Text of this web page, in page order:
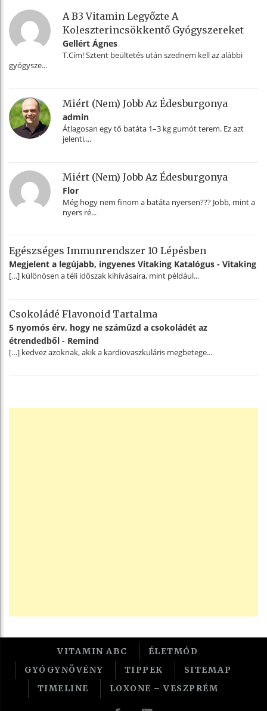
A B3 Vitamin Legyőzte A
Koleszterincsökkentő Gyógyszereket
Gellért Ágnes
T.Cím! Sztent beültetés után szednem kell az alábbi
gyógysze...
Miért (nem) Jobb Az Édesburgonya
admin
Átlagosan egy tő batáta 1–3 kg gumót terem. Ez azt
jelenti,...
Miért (nem) Jobb Az Édesburgonya
Flor
Még hogy nem finom a batáta nyersen??? Jobb, mint a
nyers ré...
Egészséges Immunrendszer 10 Lépésben
Megjelent a legújabb, ingyenes Vitaking Katalógus - Vitaking
[…] különösen a téli időszak kihívásaira, mint például...
Csokoládé Flavonoid Tartalma
5 nyomós érv, hogy ne száműzd a csokoládét az
étrendedből - Remind
[…] kedvez azoknak, akik a kardiovaszkuláris megbetege...
VITAMIN ABC
ÉLETMÓD
GYÓGYNÖVÉNY
TIPPEK
SITEMAP
TIMELINE
LOXONE – VESZPRÉM